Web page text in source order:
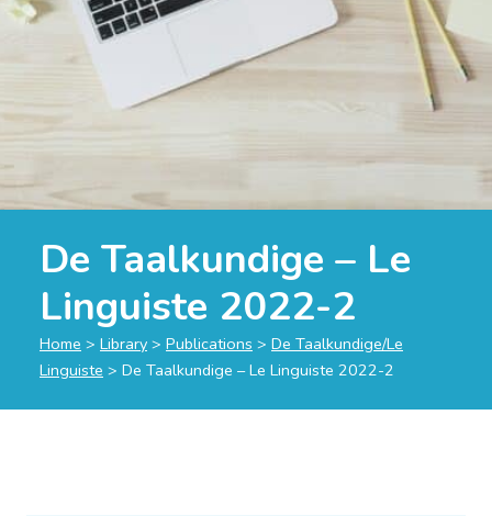
De Taalkundige – Le
Linguiste 2022-2
Home > Library > Publications > De Taalkundige/Le
Linguiste > De Taalkundige – Le Linguiste 2022-2